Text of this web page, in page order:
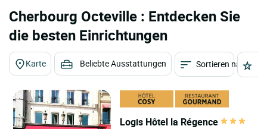
Cherbourg Octeville : Entdecken Sie
die besten Einrichtungen
Karte Beliebte Ausstattungen Sortieren nach
Logis Hôtel la Régence